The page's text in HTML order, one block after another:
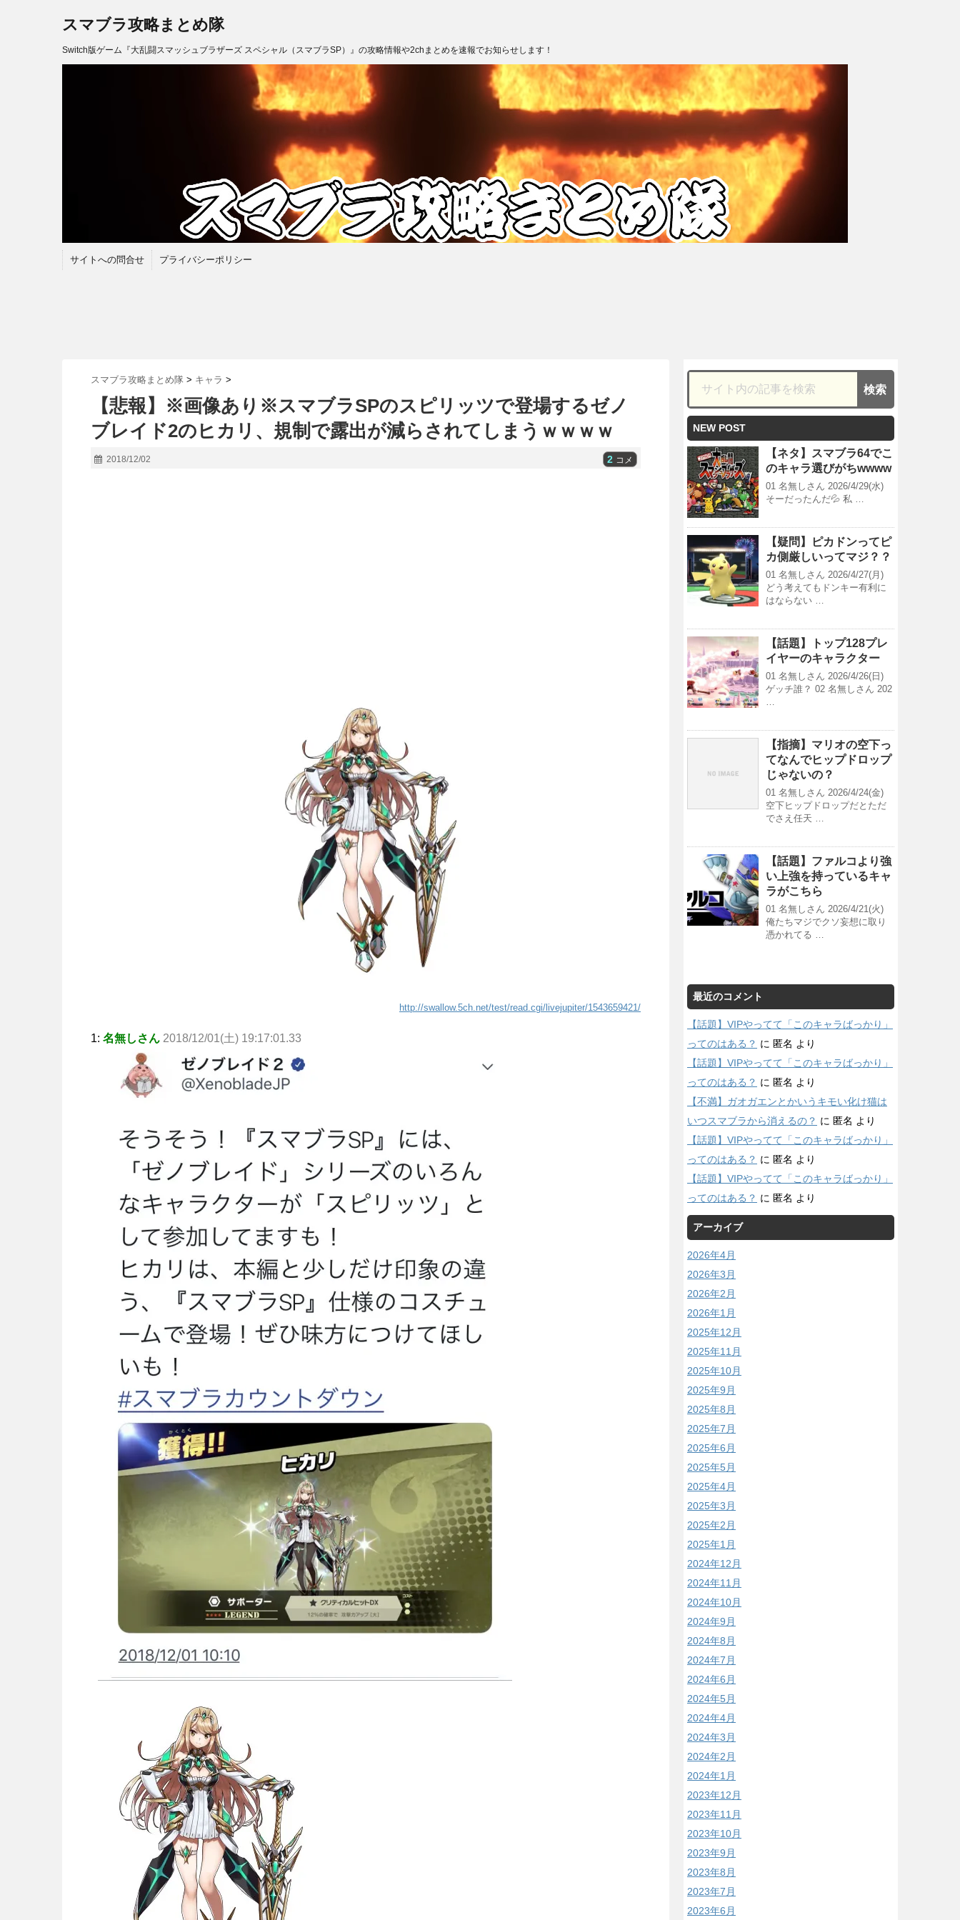
スマブラ攻略まとめ隊
Switch版ゲーム『大乱闘スマッシュブラザーズ スペシャル（スマブラSP）』の攻略情報や2chまとめを速報でお知らせします！
サイトへの問合せ プライバシーポリシー
スマブラ攻略まとめ隊 > キャラ >
【悲報】※画像あり※スマブラSPのスピリッツで登場するゼノ
ブレイド2のヒカリ、規制で露出が減らされてしまうｗｗｗｗ
2018/12/02 2 コメ
http://swallow.5ch.net/test/read.cgi/livejupiter/1543659421/
1: 名無しさん 2018/12/01(土) 19:17:01.33
NEW POST
【ネタ】スマブラ64でこ
のキャラ選びがちwwww
01 名無しさん 2026/4/29(水)
そーだったんだ💦 私 …
【疑問】ピカドンってピ
カ側厳しいってマジ？？
01 名無しさん 2026/4/27(月)
どう考えてもドンキー有利に
はならない …
【話題】トップ128プレ
イヤーのキャラクター
01 名無しさん 2026/4/26(日)
ゲッチ誰？ 02 名無しさん 202
…
【指摘】マリオの空下っ
てなんでヒップドロップ
じゃないの？
01 名無しさん 2026/4/24(金)
空下ヒップドロップだとただ
でさえ任天 …
【話題】ファルコより強
い上強を持っているキャ
ラがこちら
01 名無しさん 2026/4/21(火)
俺たちマジでクソ妄想に取り
憑かれてる …
最近のコメント
【話題】VIPやってて「このキャラばっかり」
ってのはある？ に 匿名 より
【話題】VIPやってて「このキャラばっかり」
ってのはある？ に 匿名 より
【不満】ガオガエンとかいうキモい化け猫は
いつスマブラから消えるの？ に 匿名 より
【話題】VIPやってて「このキャラばっかり」
ってのはある？ に 匿名 より
【話題】VIPやってて「このキャラばっかり」
ってのはある？ に 匿名 より
アーカイブ
2026年4月
2026年3月
2026年2月
2026年1月
2025年12月
2025年11月
2025年10月
2025年9月
2025年8月
2025年7月
2025年6月
2025年5月
2025年4月
2025年3月
2025年2月
2025年1月
2024年12月
2024年11月
2024年10月
2024年9月
2024年8月
2024年7月
2024年6月
2024年5月
2024年4月
2024年3月
2024年2月
2024年1月
2023年12月
2023年11月
2023年10月
2023年9月
2023年8月
2023年7月
2023年6月